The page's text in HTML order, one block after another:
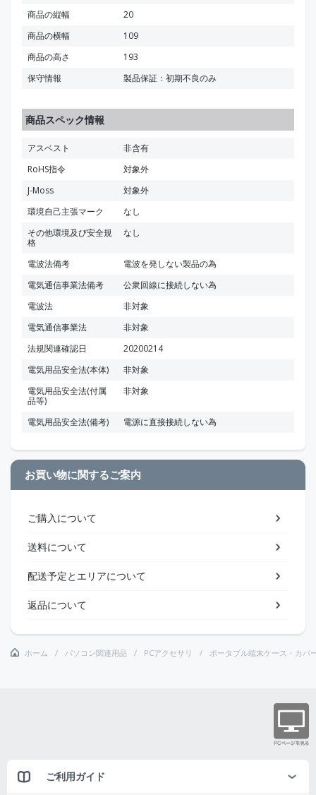
商品の縦幅
20
商品の横幅
109
商品の高さ
193
保守情報
製品保証：初期不良のみ
商品スペック情報
アスベスト
非含有
RoHS指令
対象外
J-Moss
対象外
環境自己主張マーク
なし
その他環境及び安全規
格
なし
電波法備考
電波を発しない製品の為
電気通信事業法備考
公衆回線に接続しない為
電波法
非対象
電気通信事業法
非対象
法規関連確認日
20200214
電気用品安全法(本体)
非対象
電気用品安全法(付属
品等)
非対象
電気用品安全法(備考) 電源に直接接続しない為
お買い物に関するご案内
ご購入について
送料について
配送予定とエリアについて
返品について
ホーム パソコン関連用品 PCアクセサリ ポータブル端末ケース・カバ
ご利用ガイド